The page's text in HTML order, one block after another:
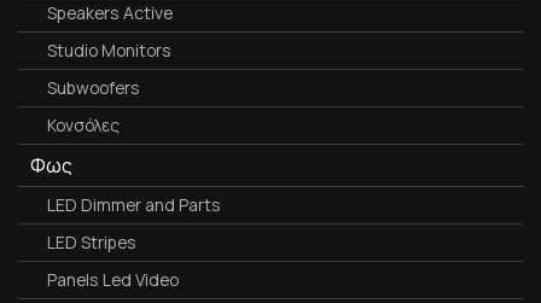
Speakers Active
Studio Monitors
Subwoofers
Κονσόλες
Φως
LED Dimmer and Parts
LED Stripes
Panels Led Video